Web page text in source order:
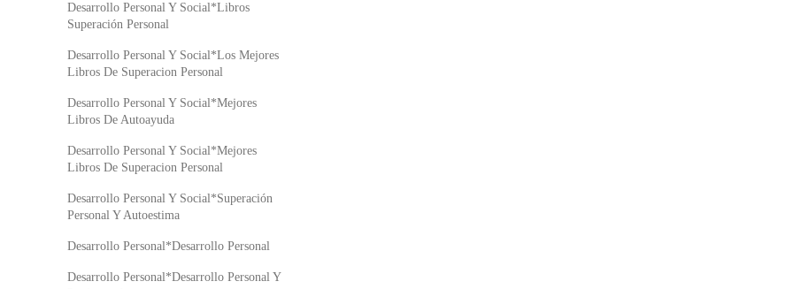
Desarrollo Personal Y Social*Libros
Superación Personal
Desarrollo Personal Y Social*Los Mejores
Libros De Superacion Personal
Desarrollo Personal Y Social*Mejores
Libros De Autoayuda
Desarrollo Personal Y Social*Mejores
Libros De Superacion Personal
Desarrollo Personal Y Social*Superación
Personal Y Autoestima
Desarrollo Personal*Desarrollo Personal
Desarrollo Personal*Desarrollo Personal Y